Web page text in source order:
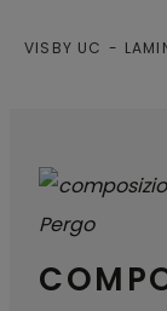
VISBY UC